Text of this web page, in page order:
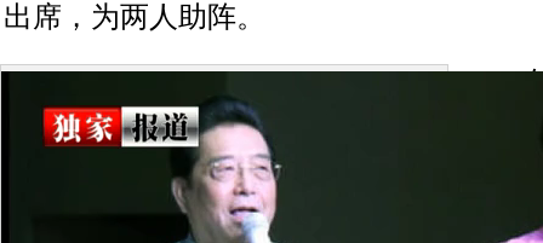
出席，为两人助阵。
在视
当大